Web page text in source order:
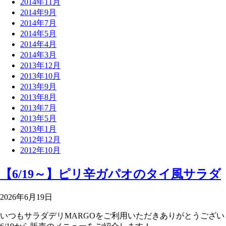
2014年9月
2014年7月
2014年5月
2014年4月
2014年3月
2013年12月
2013年10月
2013年9月
2013年8月
2013年7月
2013年5月
2013年1月
2012年12月
2012年10月
【6/19～】ピリ辛ガパオのタイ風サラダ
2026年6月19日
いつもサラダデリMARGOをご利用いただきありがとうござ